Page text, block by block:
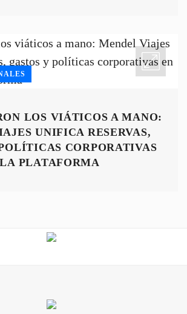
LOS VIÁTICOS A MANO:
UNIFICA RESERVAS,
CORPORATIVAS